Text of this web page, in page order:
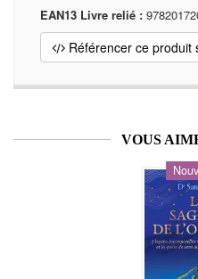
EAN13 Livre relié :
Référencer ce produit
VOUS